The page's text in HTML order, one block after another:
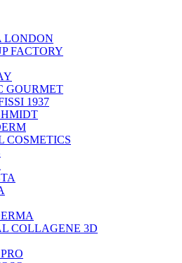
LONDON
FACTORY
GOURMET
1937
COSMETICS
COLLAGENE 3D